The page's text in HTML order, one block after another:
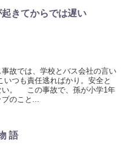
きてからでは遅い
故では、学校とバス会社の言い
つも責任逃ればかり。安全と
い。 この事故で、孫が小学1年
のこと...
語